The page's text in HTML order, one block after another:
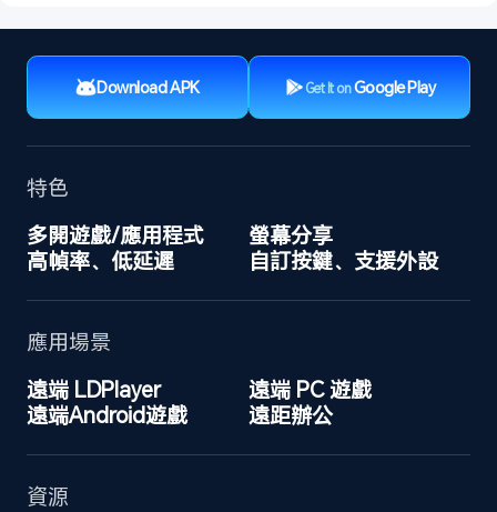
Download APK Get It onGoogle Play
特色
多開遊戲/應用程式
螢幕分享
高幀率、低延遲
自訂按鍵、支援外設
應用場景
遠端 LDPlayer
遠端 PC 遊戲
遠端Android遊戲
遠距辦公
資源